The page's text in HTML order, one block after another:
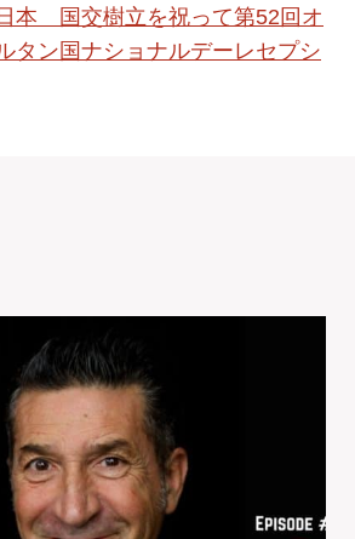
本 国交樹立を祝って第52回オ
タン国ナショナルデーレセプシ